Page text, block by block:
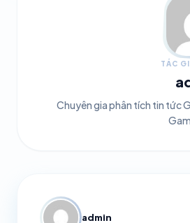
TÁC
Chuyên gia phân tích tin tức
admin